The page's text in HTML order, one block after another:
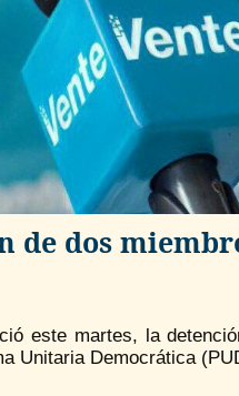
de dos
este martes, la
Unitaria Democrática